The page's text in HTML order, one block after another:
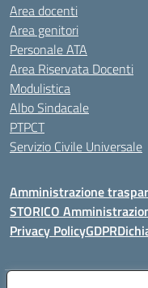
Area docenti
Area genitori
Personale ATA
Area Riservata Docenti
Modulistica
Albo Sindacale
PTPCT
Servizio Civile Universale
Amministrazione
STORICO
Privacy PolicyGDPR